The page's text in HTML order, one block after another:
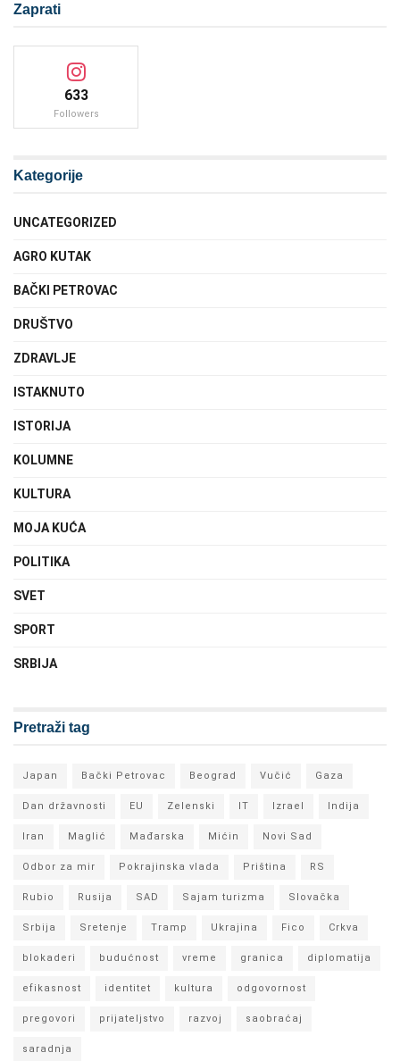
Zaprati
633
Followers
Kategorije
UNCATEGORIZED
AGRO KUTAK
BAČKI PETROVAC
DRUŠTVO
ZDRAVLJE
ISTAKNUTO
ISTORIJA
KOLUMNE
KULTURA
MOJA KUĆA
POLITIKA
SVET
SPORT
SRBIJA
Pretraži tag
Japan Bački Petrovac Beograd Vučić Gaza
Dan državnosti EU Zelenski IT Izrael Indija
Iran Maglić Mađarska Mićin Novi Sad
Odbor za mir Pokrajinska vlada Priština RS
Rubio Rusija SAD Sajam turizma Slovačka
Srbija Sretenje Tramp Ukrajina Fico Crkva
blokaderi budućnost vreme granica diplomatija
efikasnost identitet kultura odgovornost
pregovori prijateljstvo razvoj saobraćaj
saradnja